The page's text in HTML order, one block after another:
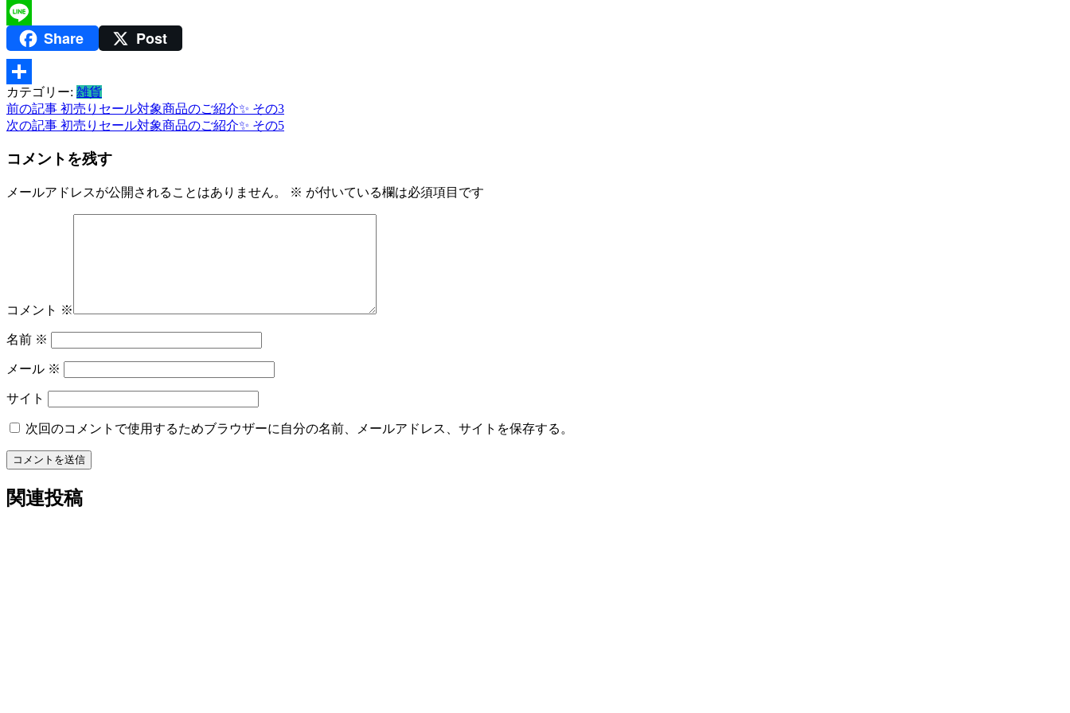
Twitter
Line
Share Post
共
有
カテゴリー: 雑貨
投
稿
ナ
ビ
ン
前の記事 初売りセール対象商品のご紹介✨ その3
次の記事 初売りセール対象商品のご紹介✨ その5
コメントを残す
メールアドレスが公開されることはありません。 ※ が付いている欄は必須項目です
コメント ※
名前 ※
メール ※
サイト
次回のコメントで使用するためブラウザーに自分の名前、メールアドレス、サイトを保存する。
コメントを送信
関連投稿